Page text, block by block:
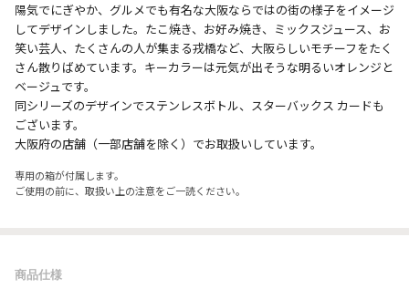
陽気でにぎやか、グルメでも有名な大阪ならではの街の様子をイメージ
してデザインしました。たこ焼き、お好み焼き、ミックスジュース、お
笑い芸人、たくさんの人が集まる戎橋など、大阪らしいモチーフをたく
さん散りばめています。キーカラーは元気が出そうな明るいオレンジと
ベージュです。
同シリーズのデザインでステンレスボトル、スターバックス カードも
ございます。
大阪府の店舗（一部店舗を除く）でお取扱いしています。
専用の箱が付属します。
ご使用の前に、取扱い上の注意をご一読ください。
商品仕様